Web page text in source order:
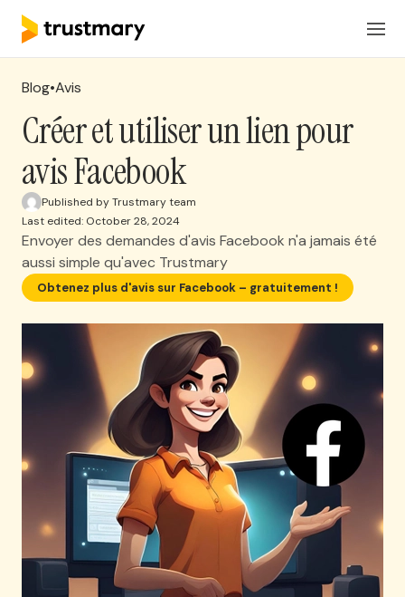
Produits
Solutions
Ressources
Réserver une réunion
FR
Connexion
Blog•Avis
Créer et utiliser un lien pour
avis Facebook
Published by Trustmary team
Last edited: October 28, 2024
Envoyer des demandes d'avis Facebook n'a jamais été
aussi simple qu'avec Trustmary
Obtenez plus d'avis sur Facebook – gratuitement !